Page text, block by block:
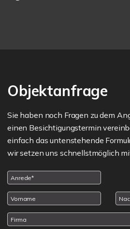
Objektanfrage
Sie haben noch Fragen zu dem
einen Besichtigungstermin
einfach das untenstehende
wir setzen uns schnellstmöglich